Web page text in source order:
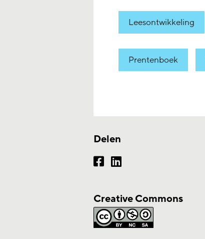
Leesontwikkeling
Prentenboek
Delen
Creative Commons